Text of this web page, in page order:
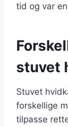
tid og var
stuvet
Stuvet
forskellige
tilpasse